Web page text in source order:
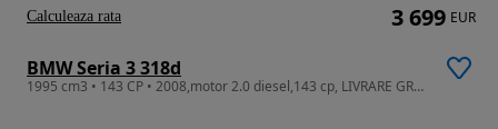
BMW Seria 3 318d
1995 cm3 • 143 CP • 2008,motor 2.0 diesel,143 cp, LIVRARE GRATUITA, GARANTIE
3 699 EUR
Calculeaza rata